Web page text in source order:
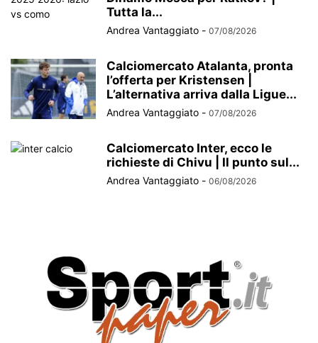
Tutta la...
Andrea Vantaggiato - 07/08/2026
Calciomercato Atalanta, pronta
l’offerta per Kristensen |
L’alternativa arriva dalla Ligue...
Andrea Vantaggiato - 07/08/2026
Calciomercato Inter, ecco le
richieste di Chivu | Il punto sul...
Andrea Vantaggiato - 06/08/2026